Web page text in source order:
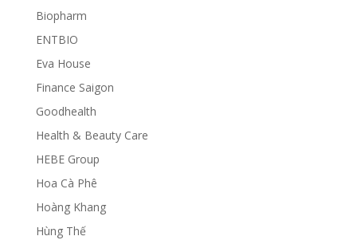
Biopharm
ENTBIO
Eva House
Finance Saigon
Goodhealth
Health & Beauty Care
HEBE Group
Hoa Cà Phê
Hoàng Khang
Hùng Thế